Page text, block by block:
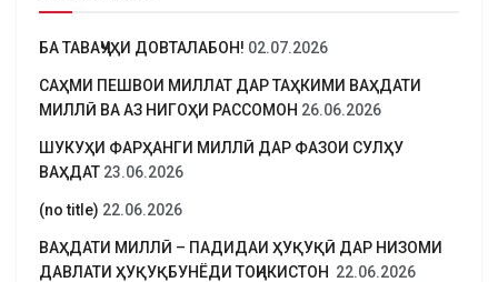
БА ТАВАҶҶУҲИ ДОВТАЛАБОН! 02.07.2026
САҲМИ ПЕШВОИ МИЛЛАТ ДАР ТАҲКИМИ ВАҲДАТИ
МИЛЛӢ ВА АЗ НИГОҲИ РАССОМОН 26.06.2026
ШУКУҲИ ФАРҲАНГИ МИЛЛӢ ДАР ФАЗОИ СУЛҲУ
ВАҲДАТ 23.06.2026
(no title) 22.06.2026
ВАҲДАТИ МИЛЛӢ – ПАДИДАИ ҲУҚУҚӢ ДАР НИЗОМИ
ДАВЛАТИ ҲУҚУҚБУНЁДИ ТОҶИКИСТОН 22.06.2026